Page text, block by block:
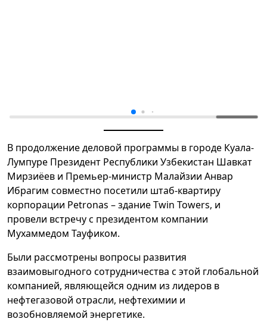
В продолжение деловой программы в городе Куала-
Лумпуре Президент Республики Узбекистан Шавкат
Мирзиёев и Премьер-министр Малайзии Анвар
Ибрагим совместно посетили штаб-квартиру
корпорации Petronas – здание Twin Towers, и
провели встречу с президентом компании
Мухаммедом Тауфиком.
Были рассмотрены вопросы развития
взаимовыгодного сотрудничества с этой глобальной
компанией, являющейся одним из лидеров в
нефтегазовой отрасли, нефтехимии и
возобновляемой энергетике.